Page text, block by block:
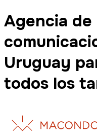
Agencia
Uruguay
todos los